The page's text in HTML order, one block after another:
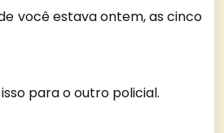
estava ontem, as cinco
para o outro policial.